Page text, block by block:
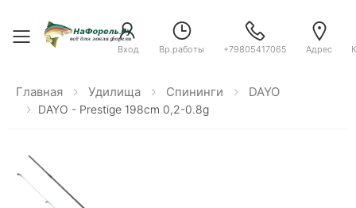
Toggle menu
Вход Вр.работы +79805417065 Адрес
Главная Удилища Спининги DAYO
DAYO - Prestige 198cm 0,2-0.8g